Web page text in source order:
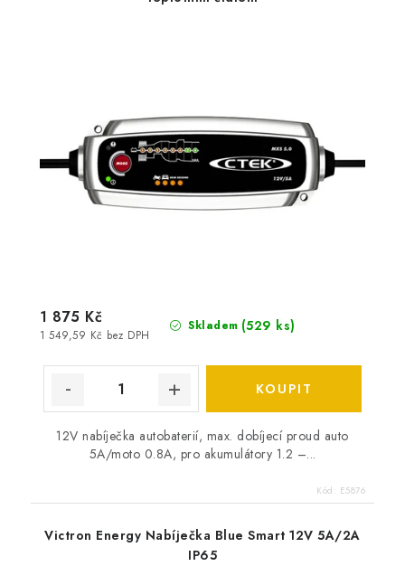
Skladem (529 ks)
1 549,59 Kč bez DPH
1 875 Kč
12V nabíječka autobaterií, max. dobíjecí proud auto
5A/moto 0.8A, pro akumulátory 1.2 –...
Kód: E5876
Victron Energy Nabíječka Blue Smart 12V 5A/2A
IP65